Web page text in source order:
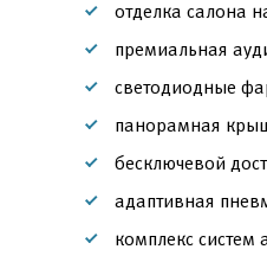
отделка салона
премиальная
светодиодные
панорамная
бесключевой
адаптивная
комплекс систем